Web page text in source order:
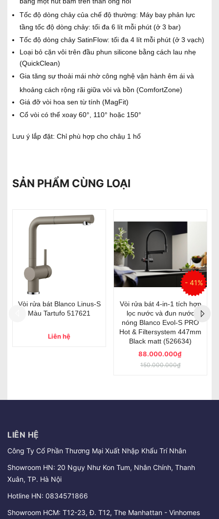
Tốc độ dòng chảy của chế độ thường: Máy bay phản lực
tầng tốc độ dòng chảy: tối đa 6 lít mỗi phút (ở 3 bar)
Tốc độ dòng chảy SatinFlow: tối đa 4 lít mỗi phút (ở 3 vạch)
Loại bỏ cặn vôi trên đầu phun silicone bằng cách lau nhẹ
(QuickClean)
Gia tăng sự thoải mái nhờ công nghệ vận hành êm ái và
khoảng cách rộng rãi giữa vòi và bồn (ComfortZone)
Giá đỡ vòi hoa sen từ tính (MagFit)
Cổ vòi có thể xoay 60°, 110° hoặc 150°
Lưu ý lắp đặt: Chỉ phù hợp cho châụ 1 hố
SẢN PHẨM CÙNG LOẠI
Vòi rửa bát 4-in-1 tích hợp
lọc nước và đun nước
Black matt (526634)
- 41%
Vòi rửa bát 4-in-1 tích hợp
lọc nước và đun nước
nóng Blanco Evol-S PRO
Hot & Filtersystem 447mm
Steel (526310)
85.000.000₫
145.000.000₫
LIÊN HỆ
Công Ty Cổ Phần Thương Mại Xuất Nhập Khẩu Trí Nhân
Showroom HN: 20 Ngụy Như Kon Tum, Nhân Chính, Thanh
Xuân, TP. Hà Nội
Hotline HN: 0834571866
Showroom HCM: T12-23, Đ. T12, The Manhattan - Vinhomes